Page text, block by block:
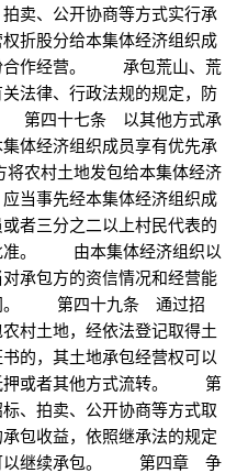
卖、公开协商等方式实行承
折股分给本集体经济组织成
合作经营。 承包荒山、荒
法律、行政法规的规定，防
第四十七条 以其他方式承
体经济组织成员享有优先承
村土地发包给本集体经济
当事先经本集体经济组织成
者三分之二以上村民代表的
准。 由本集体经济组织以
承包方的资信情况和经营能
同。 第四十九条 通过招
村土地，经依法登记取得土
的，其土地承包经营权可以
押或者其他方式流转。 第
、拍卖、公开协商等方式取
包收益，依照继承法的规定
可以继续承包。 第四章 争